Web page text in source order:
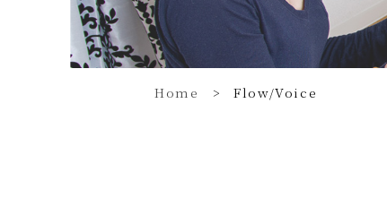
Home Flow/Voice